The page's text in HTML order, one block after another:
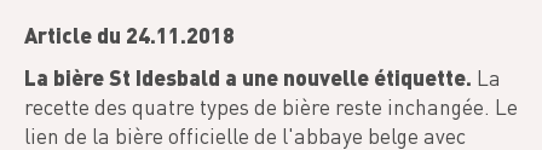
Article du 24.11.2018
La bière St Idesbald a une nouvelle étiquette. La
recette des quatre types de bière reste inchangée. Le
lien de la bière officielle de l'abbaye belge avec